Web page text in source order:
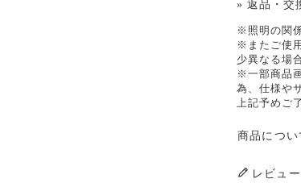
» 返品・交
※照明の関
※またご使
少異なる場
※一部商品
為、仕様や
上記予めご
商品につ
レビュ